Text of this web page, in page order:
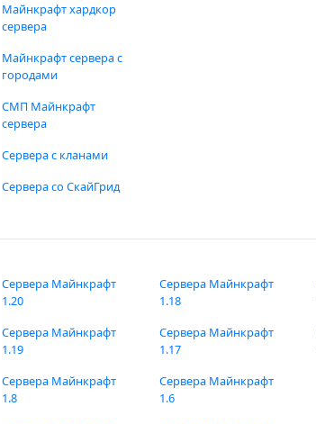
Майнкрафт хардкор
сервера
Майнкрафт сервера с
городами
СМП Майнкрафт
сервера
Сервера с кланами
Сервера со СкайГрид
Сервера Майнкрафт
1.20
Сервера Майнкрафт
1.19
Сервера Майнкрафт
1.18
Сервера Майнкрафт
1.17
Сервера Майнкрафт
1.8
Сервера Майнкрафт
1.6